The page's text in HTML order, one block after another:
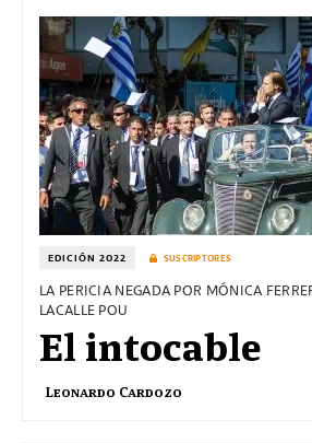
EDICIÓN 2022 SUSCRIPTORES
LA PERICIA NEGADA POR MÓNICA
LACALLE POU
El intocable
Leonardo Cardozo